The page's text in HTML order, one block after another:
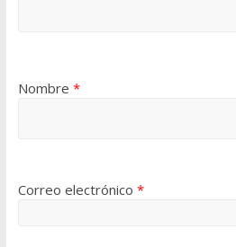
Nombre *
Correo electrónico *